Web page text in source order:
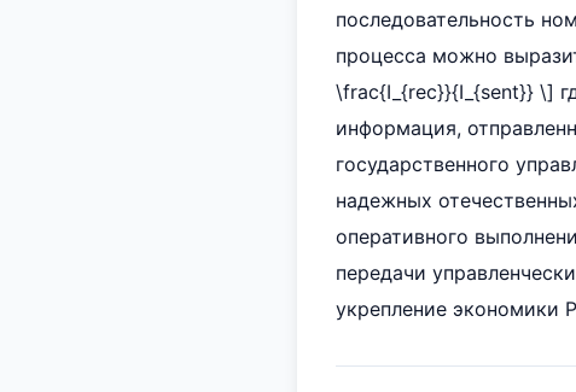
последовательность
процесса можно
\frac{I_{rec}}{I_{sent}} \]
информация,
государственного
надежных
оперативного
передачи
укрепление экономики